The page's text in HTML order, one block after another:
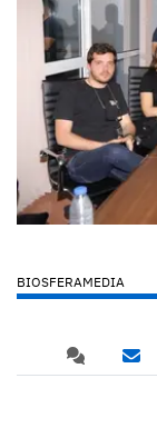
BIOSFERAMEDIA